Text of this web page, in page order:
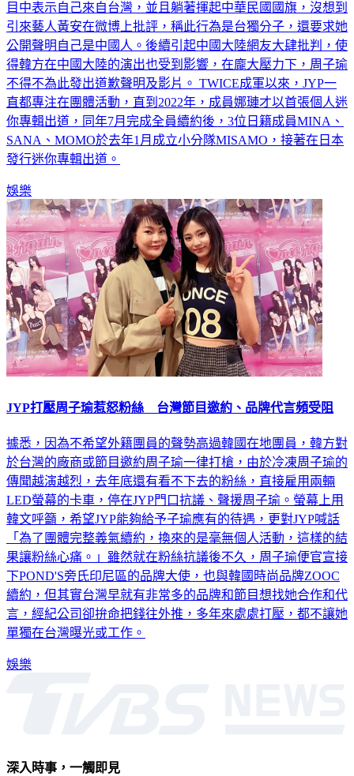
目中表示自己來自台灣，並且躺著揮起中華民國國旗，沒想到
引來藝人黃安在微博上批評，稱此行為是台獨分子，還要求她
公開聲明自己是中國人。後續引起中國大陸網友大肆批判，使
得韓方在中國大陸的演出也受到影響，在龐大壓力下，周子瑜
不得不為此發出道歉聲明及影片。 TWICE成軍以來，JYP一
直都專注在團體活動，直到2022年，成員娜璉才以首張個人迷
你專輯出道，同年7月完成全員續約後，3位日籍成員MINA、
SANA、MOMO於去年1月成立小分隊MISAMO，接著在日本
發行迷你專輯出道。
娛樂
JYP打壓周子瑜惹怒粉絲 台灣節目邀約、品牌代言頻受阻
據悉，因為不希望外籍團員的聲勢高過韓國在地團員，韓方對
於台灣的廠商或節目邀約周子瑜一律打槍，由於冷凍周子瑜的
傳聞越演越烈，去年底還有看不下去的粉絲，直接雇用兩輛
LED螢幕的卡車，停在JYP門口抗議、聲援周子瑜。螢幕上用
韓文呼籲，希望JYP能夠給予子瑜應有的待遇，更對JYP喊話
「為了團體完整義氣續約，換來的是毫無個人活動，這樣的結
果讓粉絲心痛。」雖然就在粉絲抗議後不久，周子瑜便官宣接
下POND'S旁氏印尼區的品牌大使，也與韓國時尚品牌ZOOC
續約，但其實台灣早就有非常多的品牌和節目想找她合作和代
言，經紀公司卻拚命把錢往外推，多年來處處打壓，都不讓她
單獨在台灣曝光或工作。
娛樂
深入時事，一觸即見